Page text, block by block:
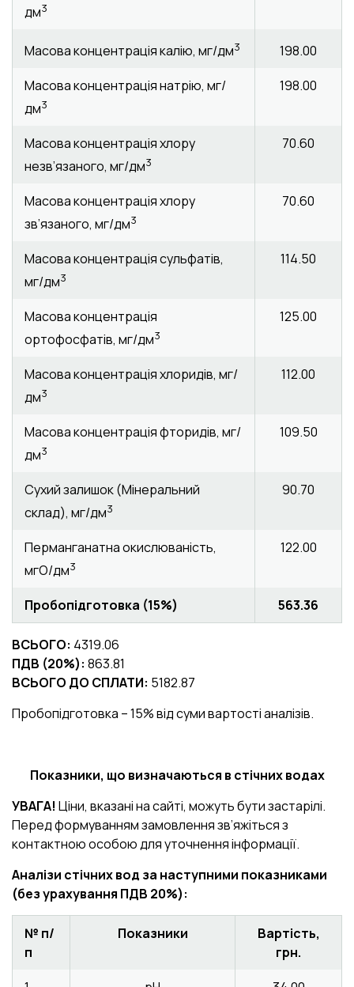
дм3
Масова концентрація калію, мг/дм3
198.00
Масова концентрація натрію, мг/
дм3
198.00
Масова концентрація хлору
незв’язаного, мг/дм3
70.60
Масова концентрація хлору
зв’язаного, мг/дм3
70.60
Масова концентрація сульфатів,
мг/дм3
114.50
Масова концентрація
ортофосфатів, мг/дм3
125.00
Масова концентрація хлоридів, мг/
дм3
112.00
Масова концентрація фторидів, мг/
дм3
109.50
Сухий залишок (Мінеральний
склад), мг/дм3
90.70
Перманганатна окислюваність,
мгО/дм3
122.00
Пробопідготовка (15%) 563.36
ВСЬОГО: 4319.06
ПДВ (20%): 863.81
ВСЬОГО ДО СПЛАТИ: 5182.87
Пробопідготовка – 15% від суми вартості аналізів.
Показники, що визначаються в стічних водах
УВАГА! Ціни, вказані на сайті, можуть бути застарілі.
Перед формуванням замовлення зв’яжіться з
контактною особою для уточнення інформації.
Аналізи стічних вод за наступними показниками
(без урахування ПДВ 20%):
№ п/
п
Показники
Вартість,
грн.